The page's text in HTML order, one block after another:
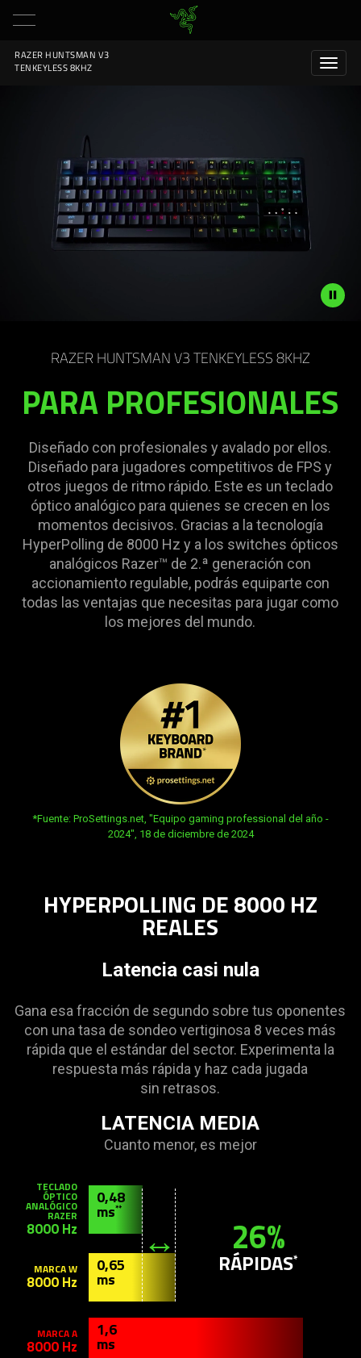
RAZER HUNTSMAN V3
TENKEYLESS 8KHZ
visuals
video
animation
support
what
spoken;
RAZER HUNTSMAN V3 TENKEYLESS 8KHZ
PARA PROFESIONALES
Diseñado con profesionales y avalado por ellos.
Diseñado para jugadores competitivos de FPS y
otros juegos de ritmo rápido. Este es un teclado
óptico analógico para quienes se crecen en los
momentos decisivos. Gracias a la tecnología
HyperPolling de 8000 Hz y a los switches ópticos
analógicos Razer™ de 2.ª generación con
accionamiento regulable, podrás equiparte con
todas las ventajas que necesitas para jugar como
los mejores del mundo.
opens in new tab:
*Fuente: ProSettings.net, "Equipo gaming professional del año -
2024", 18 de diciembre de 2024
HYPERPOLLING DE 8000 HZ
REALES
Latencia casi nula
Gana esa fracción de segundo sobre tus oponentes
con una tasa de sondeo vertiginosa 8 veces más
rápida que el estándar del sector. Experimenta la
respuesta más rápida y haz cada jugada
sin retrasos.
LATENCIA MEDIA
Cuanto menor, es mejor
TECLADO
ÓPTICO
ANALÓGICO
RAZER
8000 Hz
0,48
ms**
MARCA W
8000 Hz
0,65
ms
26%
RÁPIDAS*
MARCA A
8000 Hz
1,6
ms